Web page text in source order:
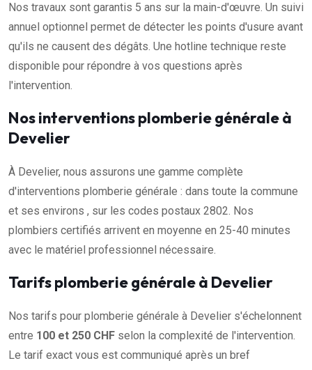
Nos travaux sont garantis 5 ans sur la main-d'œuvre. Un suivi
annuel optionnel permet de détecter les points d'usure avant
qu'ils ne causent des dégâts. Une hotline technique reste
disponible pour répondre à vos questions après
l'intervention.
Nos interventions plomberie générale à
Develier
À Develier, nous assurons une gamme complète
d'interventions plomberie générale : dans toute la commune
et ses environs , sur les codes postaux 2802. Nos
plombiers certifiés arrivent en moyenne en 25-40 minutes
avec le matériel professionnel nécessaire.
Tarifs plomberie générale à Develier
Nos tarifs pour plomberie générale à Develier s'échelonnent
entre 100 et 250 CHF selon la complexité de l'intervention.
Le tarif exact vous est communiqué après un bref